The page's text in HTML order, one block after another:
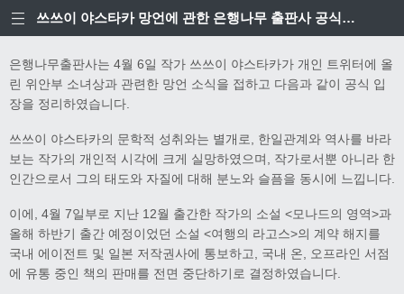
쓰쓰이 야스타카 망언에 관한 은행나무 출판사 공식입장
은행나무출판사는 4월 6일 작가 쓰쓰이 야스타카가 개인 트위터에 올
린 위안부 소녀상과 관련한 망언 소식을 접하고 다음과 같이 공식 입
장을 정리하였습니다.
쓰쓰이 야스타카의 문학적 성취와는 별개로, 한일관계와 역사를 바라
보는 작가의 개인적 시각에 크게 실망하였으며, 작가로서뿐 아니라 한
인간으로서 그의 태도와 자질에 대해 분노와 슬픔을 동시에 느낍니다.
이에, 4월 7일부로 지난 12월 출간한 작가의 소설 <모나드의 영역>과
올해 하반기 출간 예정이었던 소설 <여행의 라고스>의 계약 해지를
국내 에이전트 및 일본 저작권사에 통보하고, 국내 온, 오프라인 서점
에 유통 중인 책의 판매를 전면 중단하기로 결정하였습니다.